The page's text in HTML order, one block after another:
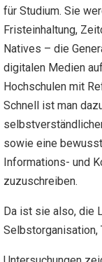
für Studium. Sie
Fristeinhaltung,
Natives – die
digitalen Medien
Hochschulen mit
Schnell ist man
sowie eine
Informations- und
zuzuschreiben.
Da ist sie also, die
Selbstorganisation,